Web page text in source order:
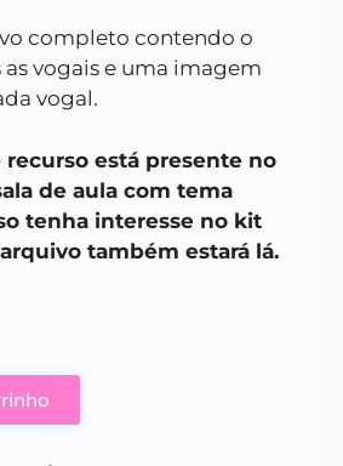
completo contendo o
vogais e uma imagem
vogal.
recurso está presente no
de aula com tema
tenha interesse no kit
também estará lá.